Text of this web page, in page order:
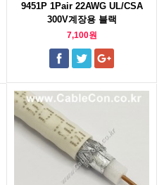
9451P 1Pair 22AWG UL/CSA
300V계장용 블랙
7,100원